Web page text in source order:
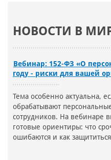
НОВОСТИ В
Вебинар: 152-ФЗ «О
году - риски для вашей
Тема особенно актуальна,
обрабатывают
сотрудников. На вебинаре
готовые ориентиры: что
ошибаются и как